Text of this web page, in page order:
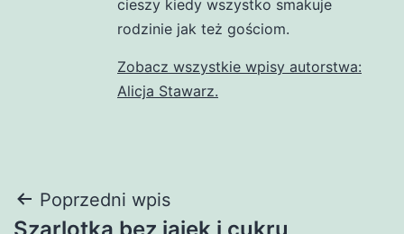
cieszy kiedy wszystko smakuje
rodzinie jak też gościom.
Zobacz wszystkie wpisy autorstwa:
Alicja Stawarz.
Nawigacja
Poprzedni wpis
Szarlotka bez jajek i cukru